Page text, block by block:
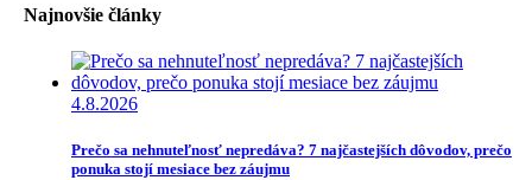
Najnovšie články
4.8.2026
Prečo sa nehnuteľnosť nepredáva? 7 najčastejších dôvodov, prečo
ponuka stojí mesiace bez záujmu